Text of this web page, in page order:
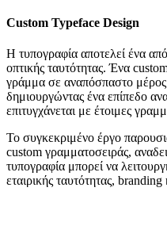
Custom Typeface Design
Η τυπογραφία αποτελεί ένα
οπτικής ταυτότητας. Ένα
γράμμα σε αναπόσπαστο μέρος
δημιουργώντας ένα επίπεδο
επιτυγχάνεται με έτοιμες
Το συγκεκριμένο έργο
custom γραμματοσειράς,
τυπογραφία μπορεί να
εταιρικής ταυτότητας, branding